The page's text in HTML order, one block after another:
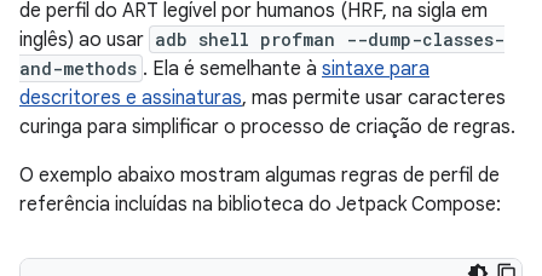
de perfil do ART legível por humanos (HRF, na sigla em
inglês) ao usar adb shell profman --dump-classes-
and-methods . Ela é semelhante à sintaxe para
descritores e assinaturas, mas permite usar caracteres
curinga para simplificar o processo de criação de regras.
O exemplo abaixo mostram algumas regras de perfil de
referência incluídas na biblioteca do Jetpack Compose: